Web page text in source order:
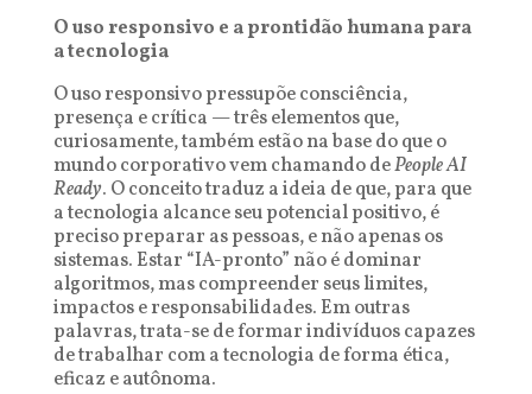
O uso responsivo e a prontidão humana para
a tecnologia
O uso responsivo pressupõe consciência,
presença e crítica — três elementos que,
curiosamente, também estão na base do que o
mundo corporativo vem chamando dePeople AI
Ready. O conceito traduz a ideia de que, para que
a tecnologia alcance seu potencial positivo, é
preciso preparar as pessoas, e não apenas os
sistemas. Estar “IA-pronto” não é dominar
algoritmos, mas compreender seus limites,
impactos e responsabilidades. Em outras
palavras, trata-se de formar indivíduos capazes
de trabalhar com a tecnologia de forma ética,
eficaz e autônoma.